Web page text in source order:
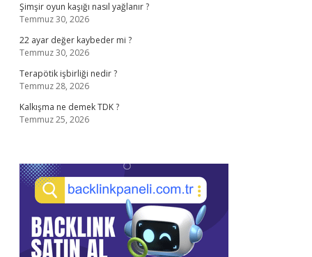
Şimşir oyun kaşığı nasıl yağlanır ?
Temmuz 30, 2026
22 ayar değer kaybeder mi ?
Temmuz 30, 2026
Terapötik işbirliği nedir ?
Temmuz 28, 2026
Kalkışma ne demek TDK ?
Temmuz 25, 2026